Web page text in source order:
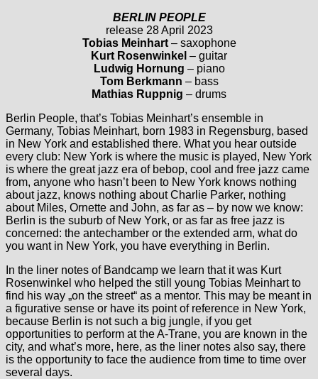
BERLIN PEOPLE
release 28 April 2023
Tobias Meinhart– saxophone
Kurt Rosenwinkel – guitar
Ludwig Hornung – piano
Tom Berkmann – bass
Mathias Ruppnig – drums
Berlin People, that’s Tobias Meinhart’s ensemble in
Germany, Tobias Meinhart, born 1983 in Regensburg, based
in New York and established there. What you hear outside
every club: New York is where the music is played, New York
is where the great jazz era of bebop, cool and free jazz came
from, anyone who hasn’t been to New York knows nothing
about jazz, knows nothing about Charlie Parker, nothing
about Miles, Ornette and John, as far as – by now we know:
Berlin is the suburb of New York, or as far as free jazz is
concerned: the antechamber or the extended arm, what do
you want in New York, you have everything in Berlin.
In the liner notes of Bandcamp we learn that it was Kurt
Rosenwinkel who helped the still young Tobias Meinhart to
find his way „on the street“ as a mentor. This may be meant in
a figurative sense or have its point of reference in New York,
because Berlin is not such a big jungle, if you get
opportunities to perform at the A-Trane, you are known in the
city, and what’s more, here, as the liner notes also say, there
is the opportunity to face the audience from time to time over
several days.